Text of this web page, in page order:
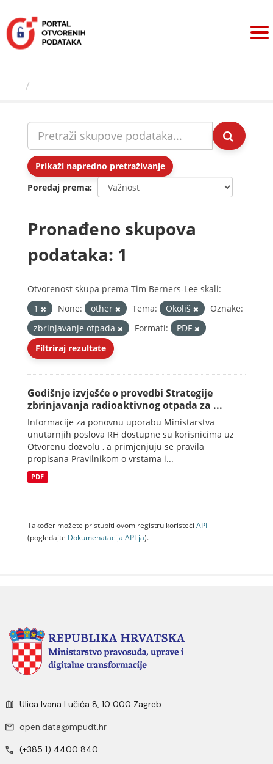
sadržaj
Prikaži napredno pretraživanje
Poredaj prema
Pronađeno skupova
podataka: 1
Otvorenost skupa prema Tim Berners-Lee skali:
1
None: other Tema: Okoliš
Oznake:
zbrinjavanje otpada
Formati:
PDF
Filtriraj rezultate
Godišnje izvješće o provedbi Strategije
zbrinjavanja radioaktivnog otpada za ...
Informacije za ponovnu uporabu Ministarstva
unutarnjih poslova RH dostupne su korisnicima uz
Otvorenu dozvolu , a primjenjuju se pravila
propisana Pravilnikom o vrstama i...
PDF
Također možete pristupiti ovom registru koristeći API
(pogledajte Dokumenаtаcijа API-jа).